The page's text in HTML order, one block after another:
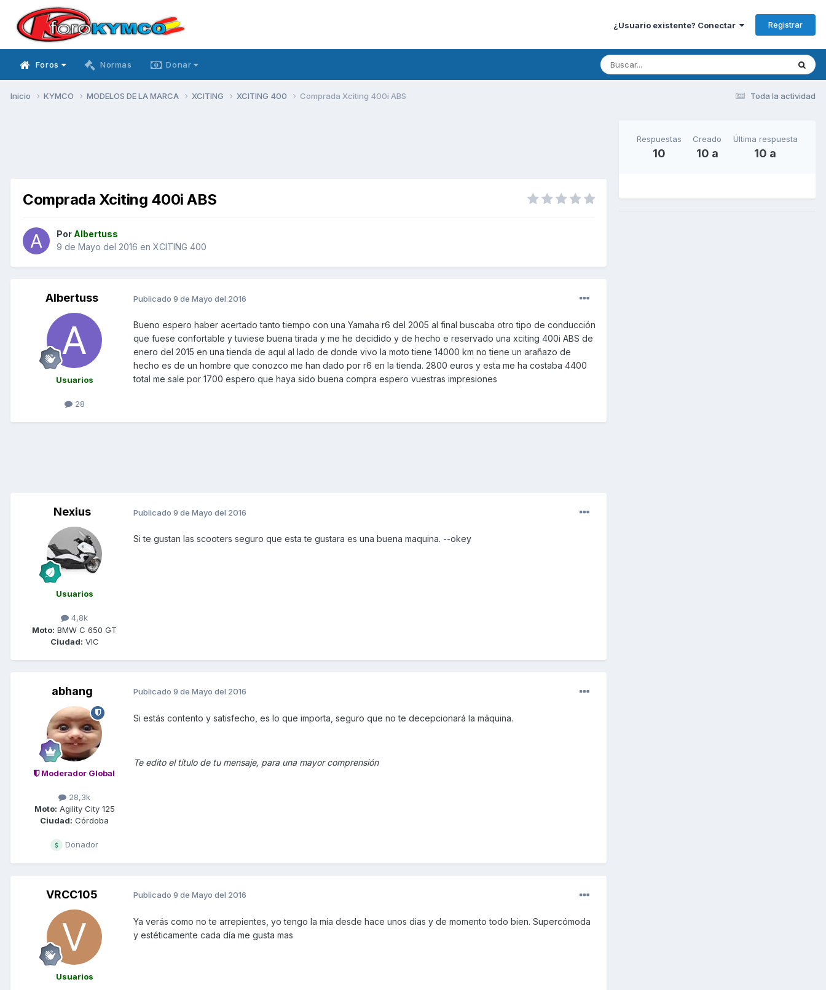
¿Usuario existente? Conectar Registrar
Foros Normas Donar
Toda la actividad
Inicio KYMCO MODELOS DE LA MARCA XCITING XCITING 400 Comprada Xciting 400i ABS
Comprada Xciting 400i ABS
Por Albertuss
9 de Mayo del 2016 en XCITING 400
Albertuss
Usuarios
28
Publicado 9 de Mayo del 2016
Bueno espero haber acertado tanto tiempo con una Yamaha r6 del 2005 al final buscaba otro tipo de conducción
que fuese confortable y tuviese buena tirada y me he decidido y de hecho e reservado una xciting 400i ABS de
enero del 2015 en una tienda de aquí al lado de donde vivo la moto tiene 14000 km no tiene un arañazo de
hecho es de un hombre que conozco me han dado por r6 en la tienda. 2800 euros y esta me ha costaba 4400
total me sale por 1700 espero que haya sido buena compra espero vuestras impresiones
Nexius
Usuarios
4,8k
Moto: BMW C 650 GT
Ciudad: VIC
Publicado 9 de Mayo del 2016
Si te gustan las scooters seguro que esta te gustara es una buena maquina. --okey
abhang
Moderador Global
28,3k
Moto: Agility City 125
Ciudad: Córdoba
Donador
Publicado 9 de Mayo del 2016
Si estás contento y satisfecho, es lo que importa, seguro que no te decepcionará la máquina.
Te edito el título de tu mensaje, para una mayor comprensión
VRCC105
Usuarios
Publicado 9 de Mayo del 2016
Ya verás como no te arrepientes, yo tengo la mía desde hace unos dias y de momento todo bien. Supercómoda
y estéticamente cada día me gusta mas
Respuestas
10
Creado
10 a
Última respuesta
10 a